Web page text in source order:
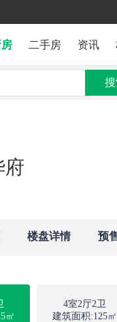
二手房 资讯
府
楼盘详情 预
㎡
4室2厅2卫
建筑面积:125㎡